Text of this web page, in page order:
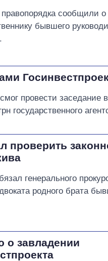
сообщили
бывшего
провести заседание
государственного
проверить
генерального
родного брата
о завладении